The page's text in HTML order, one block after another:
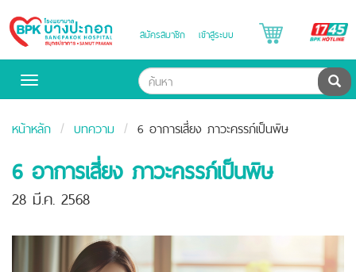
Bangpakok
Hospital
สมัครสมาชิก เข้าสู่ระบบ
Toggle
ค้น
หน้าหลัก บทความ 6 อาการเสี่ยง ภาวะครรภ์เป็นพิษ
6 อาการเสี่ยง ภาวะครรภ์เป็นพิษ
28 มี.ค. 2568